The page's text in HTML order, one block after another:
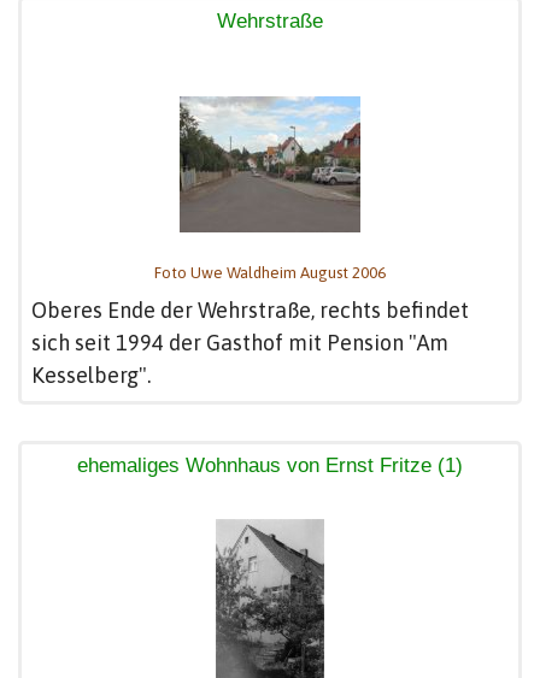
Wehrstraße
Foto Uwe Waldheim August 2006
Oberes Ende der Wehrstraße, rechts befindet
sich seit 1994 der Gasthof mit Pension "Am
Kesselberg".
ehemaliges Wohnhaus von Ernst Fritze (1)